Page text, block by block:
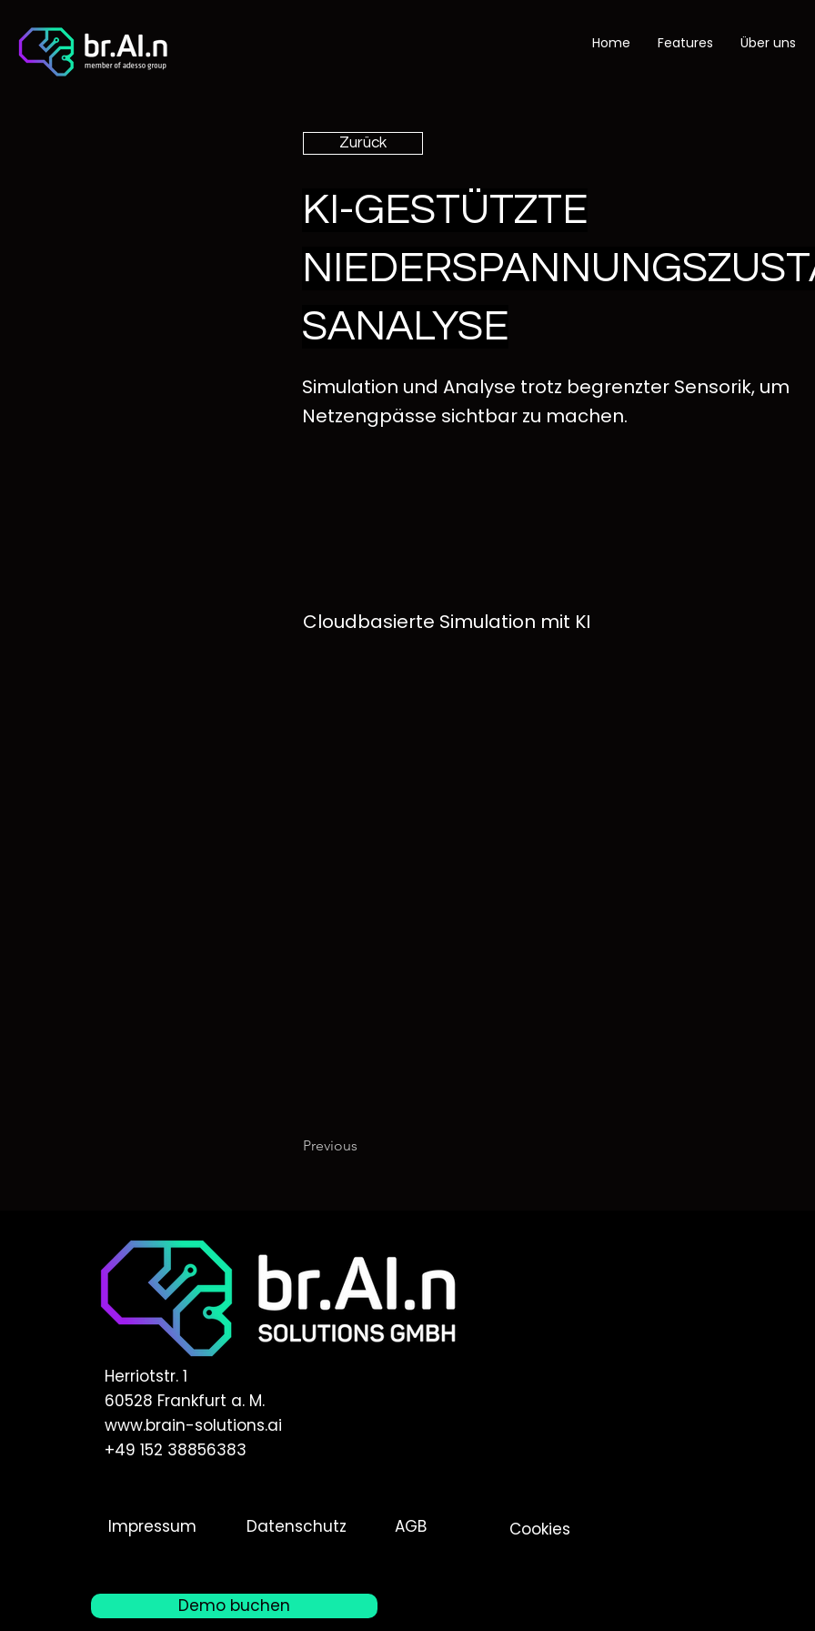
Home Features Über uns
Zurück
KI-GESTÜTZTE
SANALYSE
Simulation und Analyse trotz begrenzter Sensorik, um
Netzengpässe sichtbar zu machen.
Cloudbasierte Simulation mit KI
Previous
Herriotstr. 1
60528 Frankfurt a. M.
www.brain-solutions.ai
+49 152 38856383
Impressum Datenschutz AGB Cookies
Demo buchen